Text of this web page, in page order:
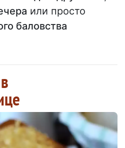
или просто
баловства